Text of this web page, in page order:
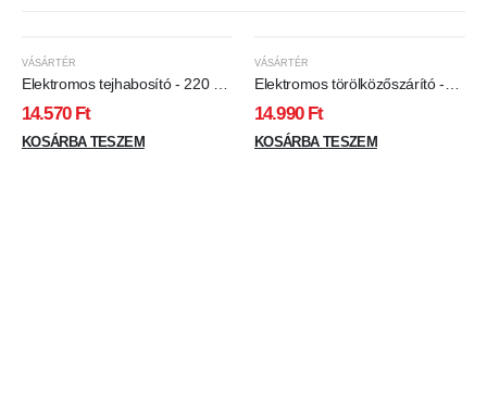
VÁSÁRTÉR
Elektromos tejhabosító - 220 -
240V - 550 W - fehér
14.570 Ft
KOSÁRBA TESZEM
VÁSÁRTÉR
Elektromos törölközőszárító -
230V, 65W
14.990 Ft
KOSÁRBA TESZEM